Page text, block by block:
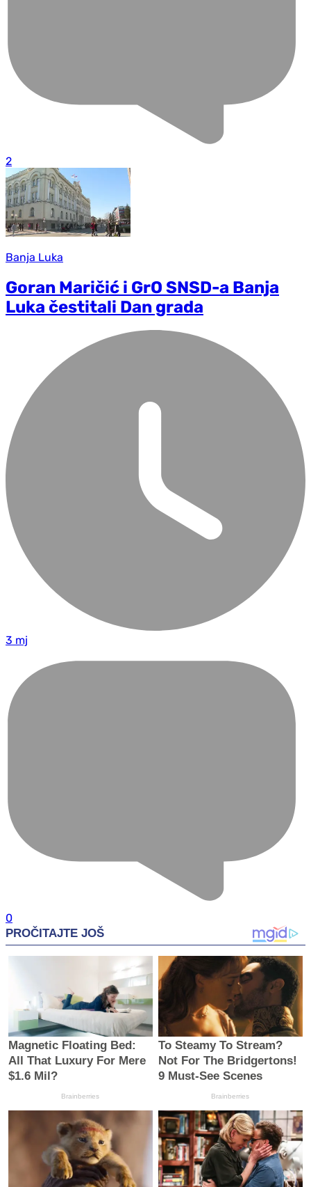
2
Banja Luka
Goran Maričić i GrO SNSD-a Banja
Luka čestitali Dan grada
3 mj
0